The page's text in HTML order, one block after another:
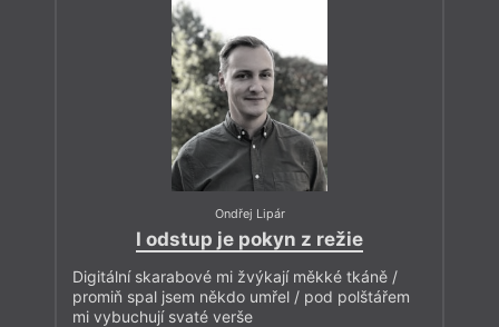
Ondřej Lipár
I odstup je pokyn z režie
Digitální skarabové mi žvýkají měkké tkáně /
promiň spal jsem někdo umřel / pod polštářem
mi vybuchují svaté verše